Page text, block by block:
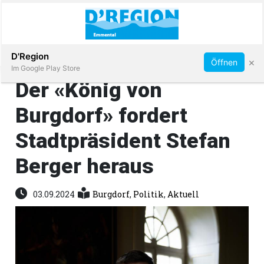
Immobilien
Veranstaltungen
Stellen
Abonnieren
Der «König von
Burgdorf» fordert
Stadtpräsident Stefan
Berger heraus
03.09.2024 Burgdorf, Politik,Aktuell
D'Region
Im Google Play Store
Öffnen ×